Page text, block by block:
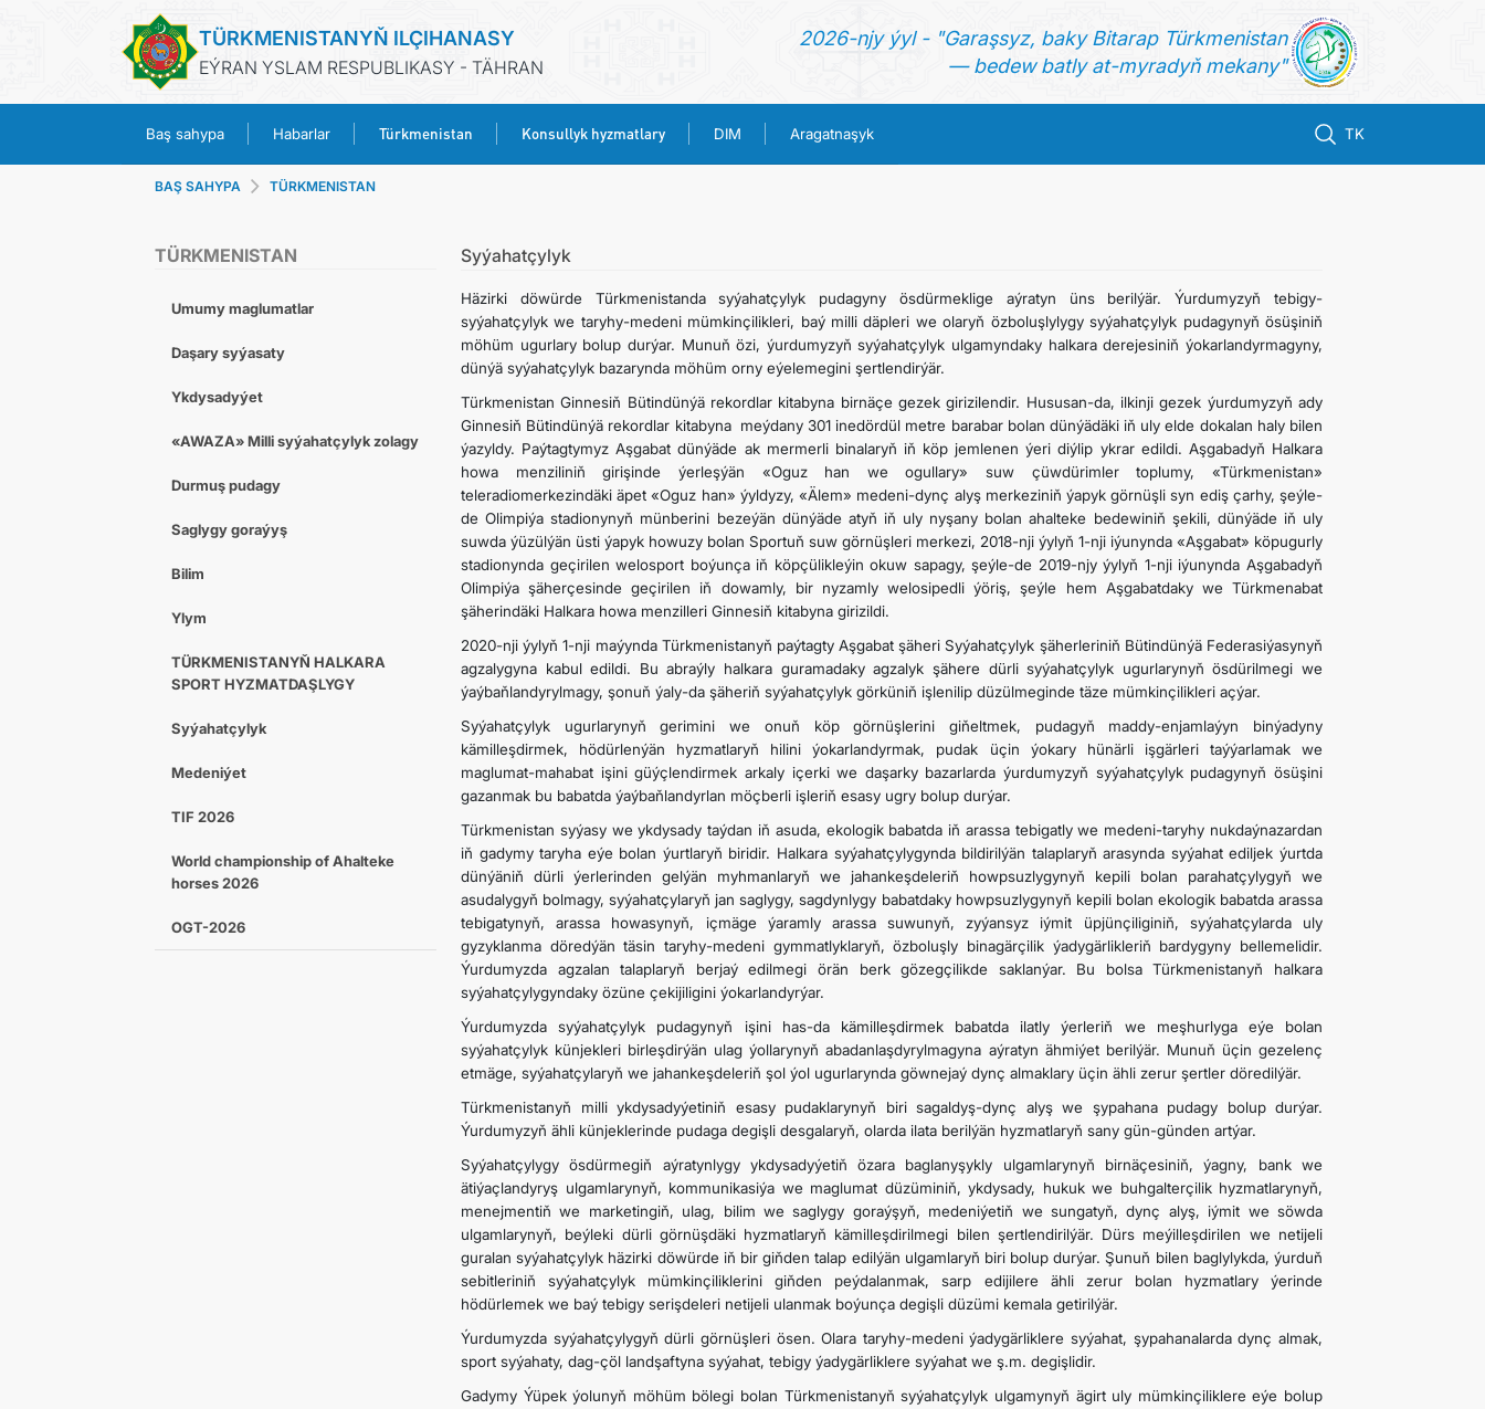
TÜRKMENISTANYŇ ILÇIHANASY
EÝRAN YSLAM RESPUBLIKASY - TÄHRAN
2026-njy ýyl - "Garaşsyz, baky Bitarap Türkmenistan
— bedew batly at-myradyň mekany"
Baş sahypa Habarlar Türkmenistan Konsullyk hyzmatlary DIM Aragatnaşyk TK
TÜRKMENISTAN
KONSULLYK HYZMATLARY
DIM
ARAGATNAŞYK
BAŞ SAHYPA TÜRKMENISTAN
TÜRKMENISTAN
Umumy maglumatlar
Daşary syýasaty
Ykdysadyýet
«AWAZA» Milli syýahatçylyk zolagy
Durmuş pudagy
Saglygy goraýyş
Bilim
Ylym
TÜRKMENISTANYŇ HALKARA
SPORT HYZMATDAŞLYGY
Syýahatçylyk
Medeniýet
TIF 2026
World championship of Ahalteke
horses 2026
OGT-2026
Syýahatçylyk
Häzirki döwürde Türkmenistanda syýahatçylyk pudagyny ösdürmeklige aýratyn üns berilýär. Ýurdumyzyň tebigy-
syýahatçylyk we taryhy-medeni mümkinçilikleri, baý milli däpleri we olaryň özboluşlylygy syýahatçylyk pudagynyň ösüşiniň
möhüm ugurlary bolup durýar. Munuň özi, ýurdumyzyň syýahatçylyk ulgamyndaky halkara derejesiniň ýokarlandyrmagyny,
dünýä syýahatçylyk bazarynda möhüm orny eýelemegini şertlendirýär.
Türkmenistan Ginnesiň Bütindünýä rekordlar kitabyna birnäçe gezek girizilendir. Hususan-da, ilkinji gezek ýurdumyzyň ady
Ginnesiň Bütindünýä rekordlar kitabyna meýdany 301 inedördül metre barabar bolan dünýädäki iň uly elde dokalan haly bilen
ýazyldy. Paýtagtymyz Aşgabat dünýäde ak mermerli binalaryň iň köp jemlenen ýeri diýlip ykrar edildi. Aşgabadyň Halkara
howa menziliniň girişinde ýerleşýän «Oguz han we ogullary» suw çüwdürimler toplumy, «Türkmenistan»
teleradiomerkezindäki äpet «Oguz han» ýyldyzy, «Älem» medeni-dynç alyş merkeziniň ýapyk görnüşli syn ediş çarhy, şeýle-
de Olimpiýa stadionynyň münberini bezeýän dünýäde atyň iň uly nyşany bolan ahalteke bedewiniň şekili, dünýäde iň uly
suwda ýüzülýän üsti ýapyk howuzy bolan Sportuň suw görnüşleri merkezi, 2018-nji ýylyň 1-nji iýunynda «Aşgabat» köpugurly
stadionynda geçirilen welosport boýunça iň köpçülikleýin okuw sapagy, şeýle-de 2019-njy ýylyň 1-nji iýunynda Aşgabadyň
Olimpiýa şäherçesinde geçirilen iň dowamly, bir nyzamly welosipedli ýöriş, şeýle hem Aşgabatdaky we Türkmenabat
şäherindäki Halkara howa menzilleri Ginnesiň kitabyna girizildi.
2020-nji ýylyň 1-nji maýynda Türkmenistanyň paýtagty Aşgabat şäheri Syýahatçylyk şäherleriniň Bütindünýä Federasiýasynyň
agzalygyna kabul edildi. Bu abraýly halkara guramadaky agzalyk şähere dürli syýahatçylyk ugurlarynyň ösdürilmegi we
ýaýbaňlandyrylmagy, şonuň ýaly-da şäheriň syýahatçylyk görküniň işlenilip düzülmeginde täze mümkinçilikleri açýar.
Syýahatçylyk ugurlarynyň gerimini we onuň köp görnüşlerini giňeltmek, pudagyň maddy-enjamlaýyn binýadyny
kämilleşdirmek, hödürlenýän hyzmatlaryň hilini ýokarlandyrmak, pudak üçin ýokary hünärli işgärleri taýýarlamak we
maglumat-mahabat işini güýçlendirmek arkaly içerki we daşarky bazarlarda ýurdumyzyň syýahatçylyk pudagynyň ösüşini
gazanmak bu babatda ýaýbaňlandyrlan möçberli işleriň esasy ugry bolup durýar.
Türkmenistan syýasy we ykdysady taýdan iň asuda, ekologik babatda iň arassa tebigatly we medeni-taryhy nukdaýnazardan
iň gadymy taryha eýe bolan ýurtlaryň biridir. Halkara syýahatçylygynda bildirilýän talaplaryň arasynda syýahat ediljek ýurtda
dünýäniň dürli ýerlerinden gelýän myhmanlaryň we jahankeşdeleriň howpsuzlygynyň kepili bolan parahatçylygyň we
asudalygyň bolmagy, syýahatçylaryň jan saglygy, sagdynlygy babatdaky howpsuzlygynyň kepili bolan ekologik babatda arassa
tebigatynyň, arassa howasynyň, içmäge ýaramly arassa suwunyň, zyýansyz iýmit üpjünçiliginiň, syýahatçylarda uly
gyzyklanma döredýän täsin taryhy-medeni gymmatlyklaryň, özboluşly binagärçilik ýadygärlikleriň bardygyny bellemelidir.
Ýurdumyzda agzalan talaplaryň berjaý edilmegi örän berk gözegçilikde saklanýar. Bu bolsa Türkmenistanyň halkara
syýahatçylygyndaky özüne çekijiligini ýokarlandyrýar.
Ýurdumyzda syýahatçylyk pudagynyň işini has-da kämilleşdirmek babatda ilatly ýerleriň we meşhurlyga eýe bolan
syýahatçylyk künjekleri birleşdirýän ulag ýollarynyň abadanlaşdyrylmagyna aýratyn ähmiýet berilýär. Munuň üçin gezelenç
etmäge, syýahatçylaryň we jahankeşdeleriň şol ýol ugurlarynda göwnejaý dynç almaklary üçin ähli zerur şertler döredilýär.
Türkmenistanyň milli ykdysadyýetiniň esasy pudaklarynyň biri sagaldyş-dynç alyş we şypahana pudagy bolup durýar.
Ýurdumyzyň ähli künjeklerinde pudaga degişli desgalaryň, olarda ilata berilýän hyzmatlaryň sany gün-günden artýar.
Syýahatçylygy ösdürmegiň aýratynlygy ykdysadyýetiň özara baglanyşykly ulgamlarynyň birnäçesiniň, ýagny, bank we
ätiýaçlandyryş ulgamlarynyň, kommunikasiýa we maglumat düzüminiň, ykdysady, hukuk we buhgalterçilik hyzmatlarynyň,
menejmentiň we marketingiň, ulag, bilim we saglygy goraýşyň, medeniýetiň we sungatyň, dynç alyş, iýmit we söwda
ulgamlarynyň, beýleki dürli görnüşdäki hyzmatlaryň kämilleşdirilmegi bilen şertlendirilýär. Dürs meýilleşdirilen we netijeli
guralan syýahatçylyk häzirki döwürde iň bir giňden talap edilýän ulgamlaryň biri bolup durýar. Şunuň bilen baglylykda, ýurduň
sebitleriniň syýahatçylyk mümkinçiliklerini giňden peýdalanmak, sarp edijilere ähli zerur bolan hyzmatlary ýerinde
hödürlemek we baý tebigy serişdeleri netijeli ulanmak boýunça degişli düzümi kemala getirilýär.
Ýurdumyzda syýahatçylygyň dürli görnüşleri ösen. Olara taryhy-medeni ýadygärliklere syýahat, şypahanalarda dynç almak,
sport syýahaty, dag-çöl landşaftyna syýahat, tebigy ýadygärliklere syýahat we ş.m. degişlidir.
Gadymy Ýüpek ýolunyň möhüm bölegi bolan Türkmenistanyň syýahatçylyk ulgamynyň ägirt uly mümkinçiliklere eýe bolup